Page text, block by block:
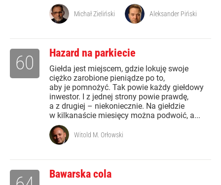
Michał Zieliński Aleksander Piński
Hazard na parkiecie
Giełda jest miejscem, gdzie lokuję swoje
ciężko zarobione pieniądze po to,
aby je pomnożyć. Tak powie każdy giełdowy
inwestor. I z jednej strony powie prawdę,
a z drugiej – niekoniecznie. Na giełdzie
w kilkanaście miesięcy można podwoić, a...
60
Witold M. Orłowski
Bawarska cola